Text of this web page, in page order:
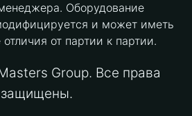
Оборудование
и может иметь
от партии к партии.
Group. Все права
защищены.